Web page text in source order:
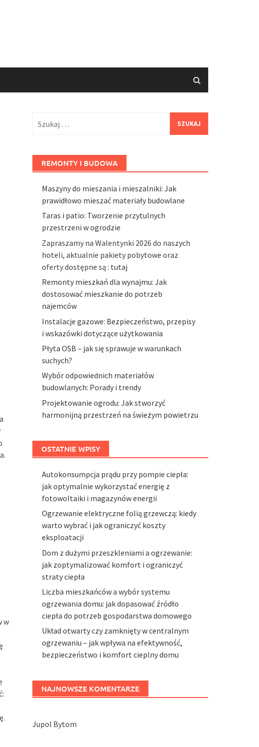
w
REMONTY I BUDOWA
Maszyny do mieszania i mieszalniki: Jak
prawidłowo mieszać materiały budowlane
Taras i patio: Tworzenie przytulnych
przestrzeni w ogrodzie
Zapraszamy na Walentynki 2026 do naszych
hoteli, aktualnie pakiety pobytowe oraz
oferty dostępne są : tutaj
Remonty mieszkań dla wynajmu: Jak
dostosować mieszkanie do potrzeb
najemców
Instalacje gazowe: Bezpieczeństwo, przepisy
i wskazówki dotyczące użytkowania
Płyta OSB – jak się sprawuje w warunkach
suchych?
Wybór odpowiednich materiałów
budowlanych: Porady i trendy
Projektowanie ogrodu: Jak stworzyć
harmonijną przestrzeń na świeżym powietrzu
OSTATNIE WPISY
Autokonsumpcja prądu przy pompie ciepła:
jak optymalnie wykorzystać energię z
fotowoltaiki i magazynów energii
Ogrzewanie elektryczne folią grzewczą: kiedy
warto wybrać i jak ograniczyć koszty
eksploatacji
Dom z dużymi przeszkleniami a ogrzewanie:
jak zoptymalizować komfort i ograniczyć
straty ciepła
Liczba mieszkańców a wybór systemu
ogrzewania domu: jak dopasować źródło
ciepła do potrzeb gospodarstwa domowego
Układ otwarty czy zamknięty w centralnym
ogrzewaniu – jak wpływa na efektywność,
bezpieczeństwo i komfort cieplny domu
NAJNOWSZE KOMENTARZE
Jupol Bytom